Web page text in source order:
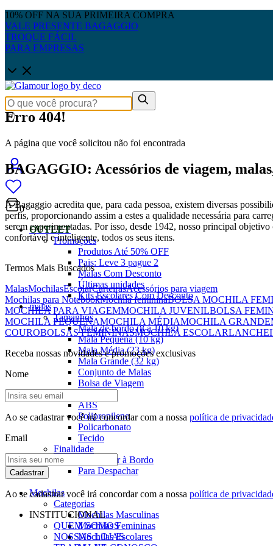
10% OFF NA SUA PRIMEIRA COMPRA
VALE PRESENTE BAGAGGIO
TROQUE FÁCIL
PARA EMPRESAS
0
OUTLET
Promoções
Produtos Até 50% OFF
Pais: Leve 3 pague 2
Malas Com Desconto
Últimas unidades
Kits Escolares Com Desconto
malas
Tamanhos
Mala de bordo (8 a 10 kg)
Mala Pequena (10 kg)
Mala Média (23 kg)
Mala Grande (32 kg)
Conjunto de Malas
Bolsa de Viagem
Materiais
ABS
Polipropileno
Policarbonato
Tecido
Finalidade
Para Levar à Bordo
Para Despachar
Mochilas
Categorias
Mochilas Masculinas
Mochilas Femininas
Mochilas Escolares
Erro 404!
A página que você solicitou não foi encontrada
BAGAGGIO: Acessórios de viagem,
A Bagaggio acredita que, para cada pessoa, existem diversas
perfis, proporcionando assim a estes a qualidade necessária para
serem experimentadas. Por isso, desde 1942, nosso principal
confortável e inteligente, todos os seus itens.
Termos Mais Buscados
MalasMochilasEscolarCarteirasAcessórios para viagem
Mochilas para NotebookMochila femininaBOLSA MOCHILA
MOCHILA PARA VIAGEMMOCHILA JUVENILBOLSA
MOCHILA PEQUENAMOCHILA MÉDIAMOCHILA GRANDE
COUROBOLSAS FEMININASMOCHILA ESCOLAR
Receba nossas novidades e promoções exclusivas
Nome
Ao se cadastrar você irá concordar com a nossa política de
Email
Cadastrar
Ao se cadastrar você irá concordar com a nossa política de
INSTITUCIONAL
QUEM SOMOS
NOSSAS LOJAS